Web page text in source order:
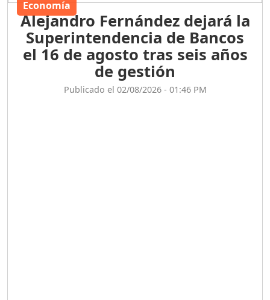
Economía
Alejandro Fernández dejará la
Superintendencia de Bancos
el 16 de agosto tras seis años
de gestión
Publicado el 02/08/2026 - 01:46 PM